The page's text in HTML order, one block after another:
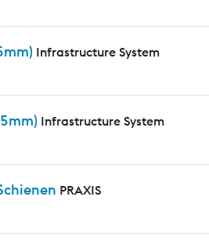
Infrastructure System
Infrastructure System
PRAXIS